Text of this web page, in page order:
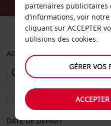
VOITURE
AGENCE DE DÉPART
Sélectionnez une autre
DATE DE DÉPART
partenaires publicitaires
d’informations, voir notre
cliquant sur ACCEPTER
utilisions des cookies.
GÉRER VOS